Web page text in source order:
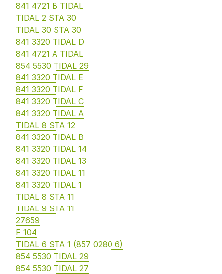
841 4721 B TIDAL
TIDAL 2 STA 30
TIDAL 30 STA 30
841 3320 TIDAL D
841 4721 A TIDAL
854 5530 TIDAL 29
841 3320 TIDAL E
841 3320 TIDAL F
841 3320 TIDAL C
841 3320 TIDAL A
TIDAL 8 STA 12
841 3320 TIDAL B
841 3320 TIDAL 14
841 3320 TIDAL 13
841 3320 TIDAL 11
841 3320 TIDAL 1
TIDAL 8 STA 11
TIDAL 9 STA 11
27659
F 104
TIDAL 6 STA 1 (857 0280 6)
854 5530 TIDAL 29
854 5530 TIDAL 27